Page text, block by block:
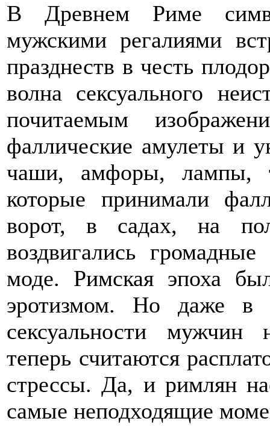
В Древнем Риме
мужскими регалиями
празднеств в честь
волна сексуального
почитаемым
фаллические амулеты и
чаши, амфоры, лампы,
которые принимали
ворот, в садах, на
воздвигались
моде. Римская эпоха
эротизмом. Но даже в
сексуальности мужчин
теперь считаются
стрессы. Да, и римлян
самые неподходящие